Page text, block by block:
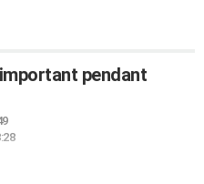
pendant